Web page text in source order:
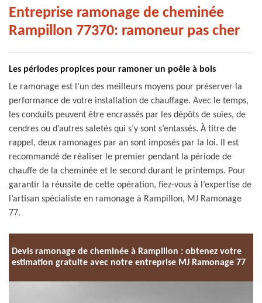
Entreprise ramonage de cheminée
Rampillon 77370: ramoneur pas cher
Les périodes propices pour ramoner un poêle à bois
Le ramonage est l’un des meilleurs moyens pour préserver la
performance de votre installation de chauffage. Avec le temps,
les conduits peuvent être encrassés par les dépôts de suies, de
cendres ou d’autres saletés qui s’y sont s’entassés. À titre de
rappel, deux ramonages par an sont imposés par la loi. Il est
recommandé de réaliser le premier pendant la période de
chauffe de la cheminée et le second durant le printemps. Pour
garantir la réussite de cette opération, fiez-vous à l’expertise de
l’artisan spécialiste en ramonage à Rampillon, MJ Ramonage
77.
Devis ramonage de cheminée à Rampillon : obtenez votre
estimation gratuite avec notre entreprise MJ Ramonage 77